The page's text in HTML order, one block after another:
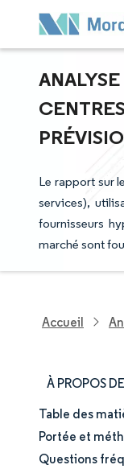
Le rapport sur
services),
fournisseurs
marché sont
Accueil
À PROPOS
Taille et
Analyse
Table des
Portée et
Questions